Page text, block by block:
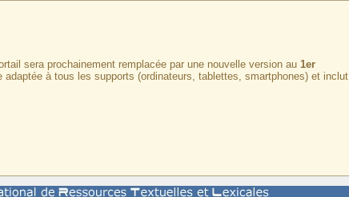
sera prochainement remplacée par une nouvelle version au 1er
à tous les supports (ordinateurs, tablettes, smartphones) et inclut